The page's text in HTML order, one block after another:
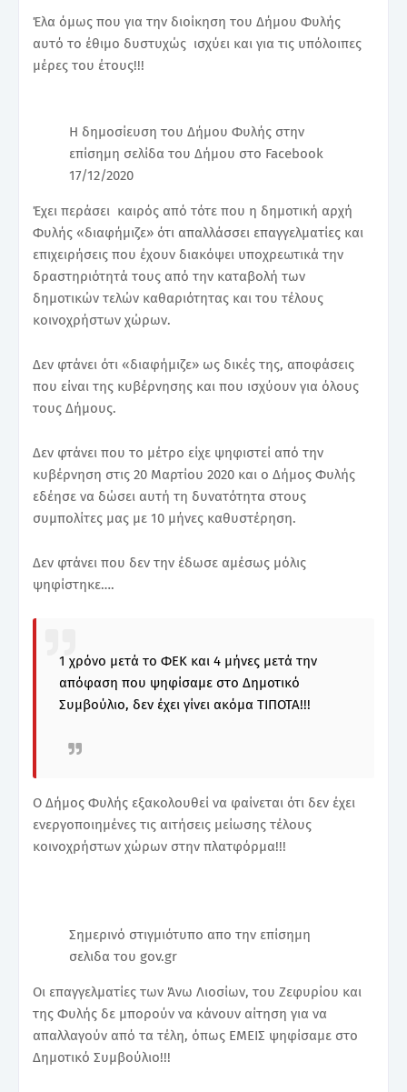
Έλα όμως που για την διοίκηση του Δήμου Φυλής
αυτό το έθιμο δυστυχώς ισχύει και για τις υπόλοιπες
μέρες του έτους!!!
Η δημοσίευση του Δήμου Φυλής στην
επίσημη σελίδα του Δήμου στο Facebook
17/12/2020
Έχει περάσει καιρός από τότε που η δημοτική αρχή
Φυλής «διαφήμιζε» ότι απαλλάσσει επαγγελματίες και
επιχειρήσεις που έχουν διακόψει υποχρεωτικά την
δραστηριότητά τους από την καταβολή των
δημοτικών τελών καθαριότητας και του τέλους
κοινοχρήστων χώρων.
Δεν φτάνει ότι «διαφήμιζε» ως δικές της, αποφάσεις
που είναι της κυβέρνησης και που ισχύουν για όλους
τους Δήμους.
Δεν φτάνει που το μέτρο είχε ψηφιστεί από την
κυβέρνηση στις 20 Μαρτίου 2020 και ο Δήμος Φυλής
εδέησε να δώσει αυτή τη δυνατότητα στους
συμπολίτες μας με 10 μήνες καθυστέρηση.
Δεν φτάνει που δεν την έδωσε αμέσως μόλις
ψηφίστηκε….
1 χρόνο μετά το ΦΕΚ και 4 μήνες μετά την
απόφαση που ψηφίσαμε στο Δημοτικό
Συμβούλιο, δεν έχει γίνει ακόμα ΤΙΠΟΤΑ!!!
Ο Δήμος Φυλής εξακολουθεί να φαίνεται ότι δεν έχει
ενεργοποιημένες τις αιτήσεις μείωσης τέλους
κοινοχρήστων χώρων στην πλατφόρμα!!!
Σημερινό στιγμιότυπο απο την επίσημη
σελιδα του gov.gr
Οι επαγγελματίες των Άνω Λιοσίων, του Ζεφυρίου και
της Φυλής δε μπορούν να κάνουν αίτηση για να
απαλλαγούν από τα τέλη, όπως ΕΜΕΙΣ ψηφίσαμε στο
Δημοτικό Συμβούλιο!!!